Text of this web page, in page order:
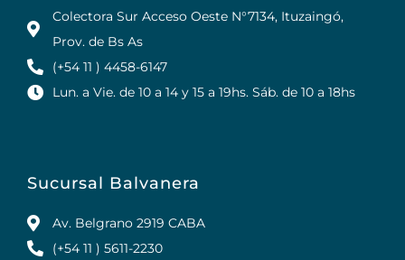
Colectora Sur Acceso Oeste N°7134, Ituzaingó,
Prov. de Bs As
(+54 11 ) 4458-6147
Lun. a Vie. de 10 a 14 y 15 a 19hs. Sáb. de 10 a 18hs
Sucursal Balvanera
Av. Belgrano 2919 CABA
(+54 11 ) 5611-2230